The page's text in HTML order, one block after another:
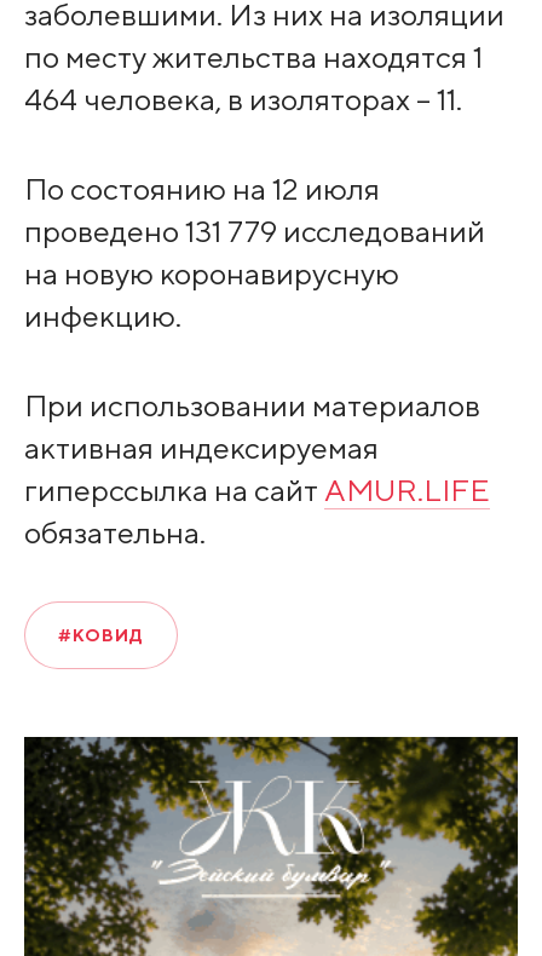
заболевшими. Из них на изоляции
по месту жительства находятся 1
464 человека, в изоляторах – 11.
По состоянию на 12 июля
проведено 131 779 исследований
на новую коронавирусную
инфекцию.
При использовании материалов
активная индексируемая
гиперссылка на сайт AMUR.LIFE
обязательна.
#КОВИД